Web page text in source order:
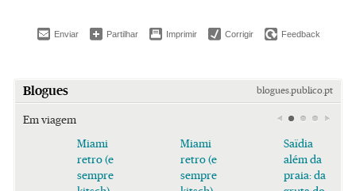
Enviar Partilhar Imprimir Corrigir Feedback
Blogues blogues.publico.pt
Em viagem
Miami
retro (e
sempre
Miami
retro (e
sempre
Saïdia
além da
praia: da